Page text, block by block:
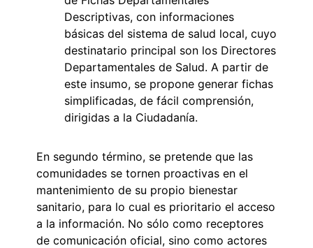
Descriptivas, con informaciones
básicas del sistema de salud local, cuyo
destinatario principal son los Directores
Departamentales de Salud. A partir de
este insumo, se propone generar fichas
simplificadas, de fácil comprensión,
dirigidas a la Ciudadanía.
En segundo término, se pretende que las
comunidades se tornen proactivas en el
mantenimiento de su propio bienestar
sanitario, para lo cual es prioritario el acceso
a la información. No sólo como receptores
de comunicación oficial, sino como actores